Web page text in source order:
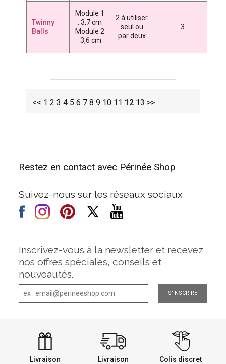
Twinny
Balls
Module 1
: 3,7 cm
Module 2
: 3,6 cm
2 à utiliser
seul ou
par deux
3
<< 1 2 3 4 5 6 7 8 9 10 11 12 13 >>
Restez en contact avec Périnée Shop
Suivez-nous sur les réseaux sociaux
Inscrivez-vous à la newsletter et recevez
nos offres spéciales, conseils et
nouveautés.
S'INSCRIRE
Livraison
Livraison Colis discret